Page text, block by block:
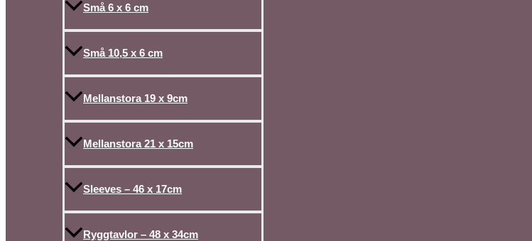
Små 6 x 6 cm
Små 10,5 x 6 cm
Mellanstora 19 x 9cm
Mellanstora 21 x 15cm
Sleeves – 46 x 17cm
Ryggtavlor – 48 x 34cm